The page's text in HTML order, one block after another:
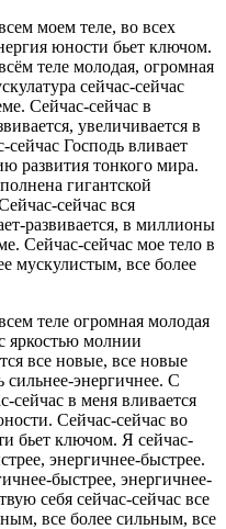
моем теле, во всех
юности бьет ключом.
теле молодая, огромная
сейчас-сейчас
Сейчас-сейчас в
увеличивается в
Господь вливает
развития тонкого мира.
гигантской
сейчас вся
развивается, в миллионы
Сейчас-сейчас мое тело в
мускулистым, все более
теле огромная молодая
яркостью молнии
все новые, все новые
сильнее-энергичнее. С
сейчас в меня вливается
Сейчас-сейчас во
бьет ключом. Я сейчас-
энергичнее-быстрее.
быстрее, энергичнее-
себя сейчас-сейчас все
все более сильным, все